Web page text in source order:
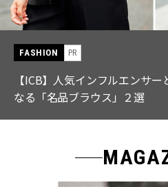
FASHION PR
【ICB】人気インフルエンサ
なる「名品ブラウス」２選